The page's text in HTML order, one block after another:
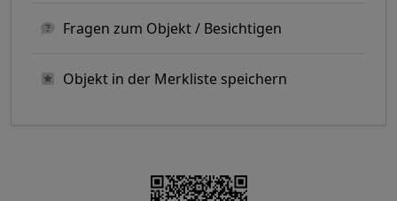
Fragen zum Objekt / Besichtigen
Objekt in der Merkliste speichern